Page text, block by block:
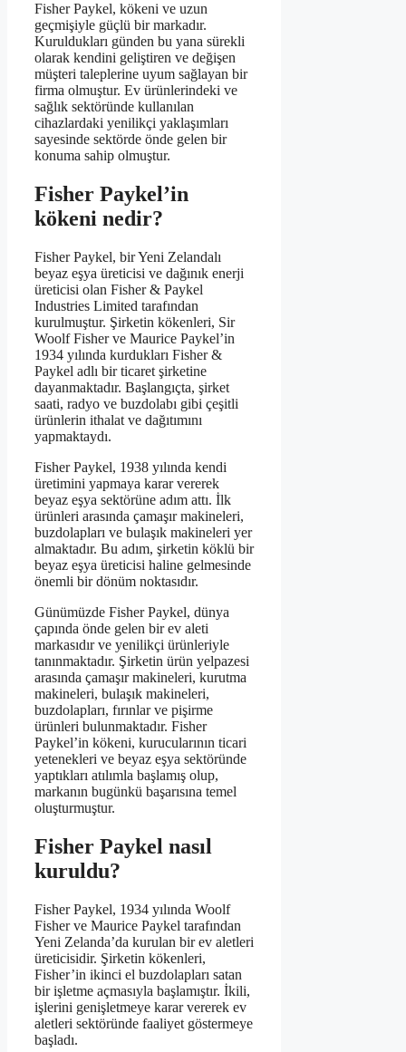
Fisher Paykel, kökeni ve uzun
geçmişiyle güçlü bir markadır.
Kuruldukları günden bu yana sürekli
olarak kendini geliştiren ve değişen
müşteri taleplerine uyum sağlayan bir
firma olmuştur. Ev ürünlerindeki ve
sağlık sektöründe kullanılan
cihazlardaki yenilikçi yaklaşımları
sayesinde sektörde önde gelen bir
konuma sahip olmuştur.
Fisher Paykel’in
kökeni nedir?
Fisher Paykel, bir Yeni Zelandalı
beyaz eşya üreticisi ve dağınık enerji
üreticisi olan Fisher & Paykel
Industries Limited tarafından
kurulmuştur. Şirketin kökenleri, Sir
Woolf Fisher ve Maurice Paykel’in
1934 yılında kurdukları Fisher &
Paykel adlı bir ticaret şirketine
dayanmaktadır. Başlangıçta, şirket
saati, radyo ve buzdolabı gibi çeşitli
ürünlerin ithalat ve dağıtımını
yapmaktaydı.
Fisher Paykel, 1938 yılında kendi
üretimini yapmaya karar vererek
beyaz eşya sektörüne adım attı. İlk
ürünleri arasında çamaşır makineleri,
buzdolapları ve bulaşık makineleri yer
almaktadır. Bu adım, şirketin köklü bir
beyaz eşya üreticisi haline gelmesinde
önemli bir dönüm noktasıdır.
Günümüzde Fisher Paykel, dünya
çapında önde gelen bir ev aleti
markasıdır ve yenilikçi ürünleriyle
tanınmaktadır. Şirketin ürün yelpazesi
arasında çamaşır makineleri, kurutma
makineleri, bulaşık makineleri,
buzdolapları, fırınlar ve pişirme
ürünleri bulunmaktadır. Fisher
Paykel’in kökeni, kurucularının ticari
yetenekleri ve beyaz eşya sektöründe
yaptıkları atılımla başlamış olup,
markanın bugünkü başarısına temel
oluşturmuştur.
Fisher Paykel nasıl
kuruldu?
Fisher Paykel, 1934 yılında Woolf
Fisher ve Maurice Paykel tarafından
Yeni Zelanda’da kurulan bir ev aletleri
üreticisidir. Şirketin kökenleri,
Fisher’in ikinci el buzdolapları satan
bir işletme açmasıyla başlamıştır. İkili,
işlerini genişletmeye karar vererek ev
aletleri sektöründe faaliyet göstermeye
başladı.